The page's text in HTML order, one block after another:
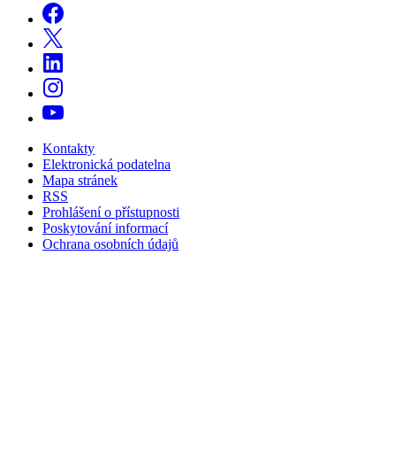
Kontakty
Elektronická podatelna
Mapa stránek
RSS
Prohlášení o přístupnosti
Poskytování informací
Ochrana osobních údajů